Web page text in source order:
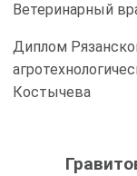
Ветеринарный
Диплом
Костычева